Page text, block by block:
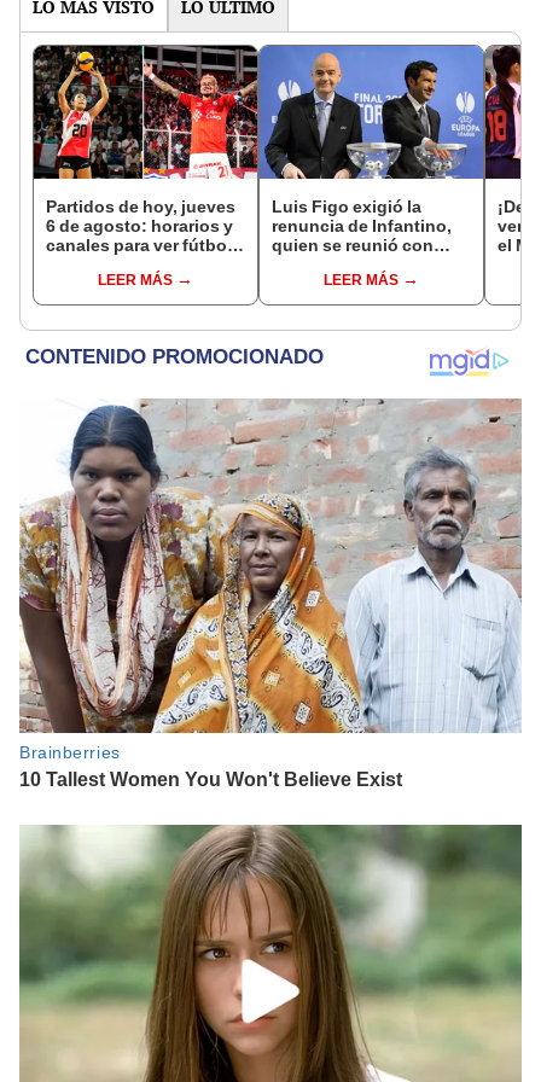
LO MÁS VISTO LO ÚLTIMO
Partidos de hoy, jueves
6 de agosto: horarios y
canales para ver fútbol
LEER MÁS
Luis Figo exigió la
renuncia de Infantino,
quien se reunió con
en Marruecos
LEER MÁS
el